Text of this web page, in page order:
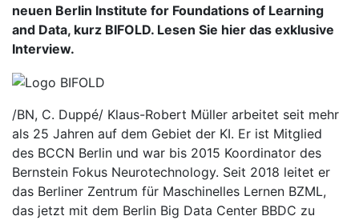
neuen Berlin Institute for Foundations of Learning
and Data, kurz BIFOLD. Lesen Sie hier das exklusive
Interview.
/BN, C. Duppé/ Klaus-Robert Müller arbeitet seit mehr
als 25 Jahren auf dem Gebiet der KI. Er ist Mitglied
des BCCN Berlin und war bis 2015 Koordinator des
Bernstein Fokus Neurotechnology. Seit 2018 leitet er
das Berliner Zentrum für Maschinelles Lernen BZML,
das jetzt mit dem Berlin Big Data Center BBDC zu